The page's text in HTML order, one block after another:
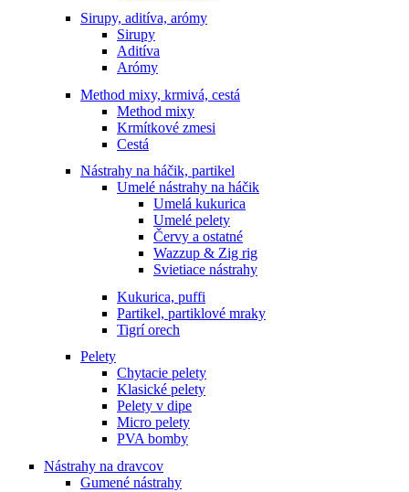
Sirupy, aditíva, arómy
Sirupy
Aditíva
Arómy
Method mixy, krmivá, cestá
Method mixy
Krmítkové zmesi
Cestá
Nástrahy na háčik, partikel
Umelé nástrahy na háčik
Umelá kukurica
Umelé pelety
Červy a ostatné
Wazzup & Zig rig
Svietiace nástrahy
Kukurica, puffi
Partikel, partiklové mraky
Tigrí orech
Pelety
Chytacie pelety
Klasické pelety
Pelety v dipe
Micro pelety
PVA bomby
Nástrahy na dravcov
Gumené nástrahy